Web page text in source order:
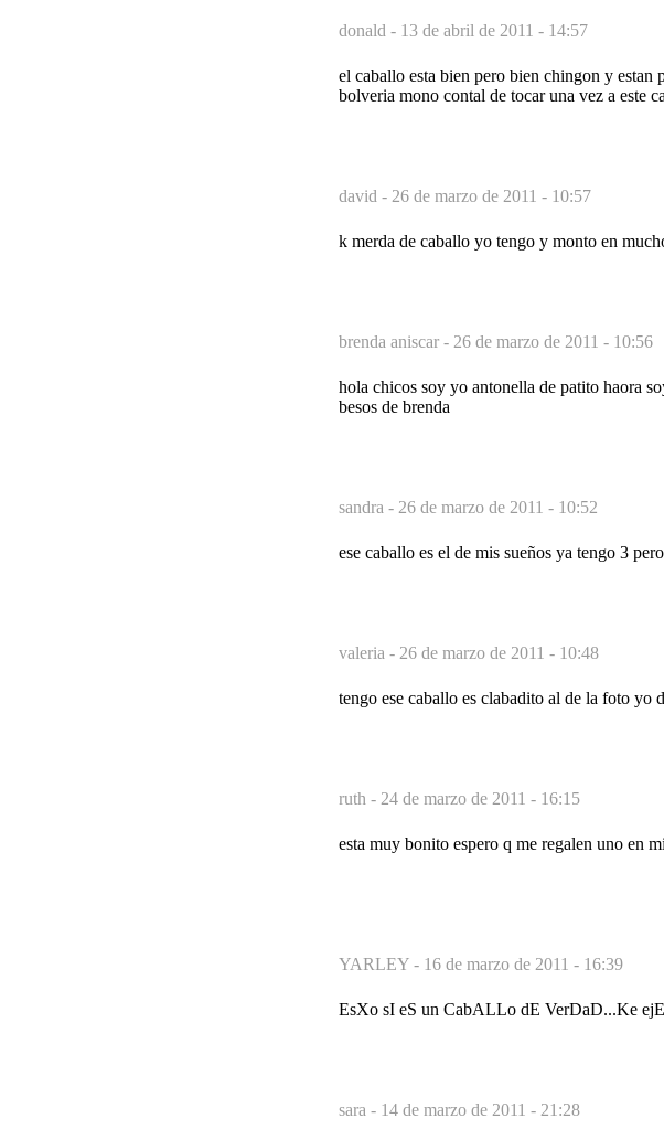
donald - 13 de abril de 2011 - 14:57
el caballo esta bien pero bien chingon y estan
bolveria mono contal de tocar una vez a este
david - 26 de marzo de 2011 - 10:57
k merda de caballo yo tengo y monto en
brenda aniscar - 26 de marzo de 2011 - 10:56
hola chicos soy yo antonella de patito haora
besos de brenda
sandra - 26 de marzo de 2011 - 10:52
ese caballo es el de mis sueños ya tengo 3
valeria - 26 de marzo de 2011 - 10:48
tengo ese caballo es clabadito al de la foto yo
ruth - 24 de marzo de 2011 - 16:15
esta muy bonito espero q me regalen uno en
YARLEY - 16 de marzo de 2011 - 16:39
EsXo sI eS un CabALLo dE VerDaD...Ke
sara - 14 de marzo de 2011 - 21:28